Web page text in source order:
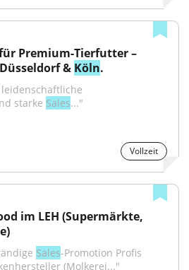
Premium-Tierfutter –
& Köln.
starke Sales..."
Vollzeit
im LEH (Supermärkte,
Sales-Promotion Profis
(Molkerei..."